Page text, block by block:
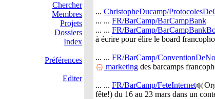
Chercher
Membres
Projets
Dossiers
Index
Préférences
Editer
... ChristopheDucamp/
... ... FR/BarCamp/BarCampBank
... ... FR/BarCamp/
à écrire pour élire le board
... ... FR/BarCamp/
marketing des barcamps
... ... FR/BarCamp/FeteInternet
fête!) du 16 au 23 mars dans un